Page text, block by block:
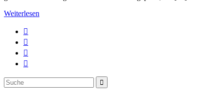
Weiterlesen
Suche
nach: